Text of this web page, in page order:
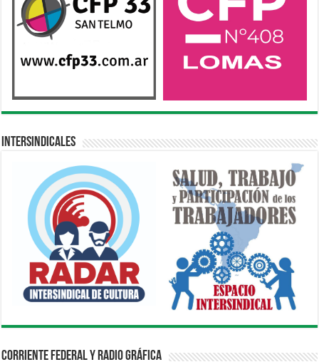
Intersindicales
Corriente Federal y Radio Gráfica